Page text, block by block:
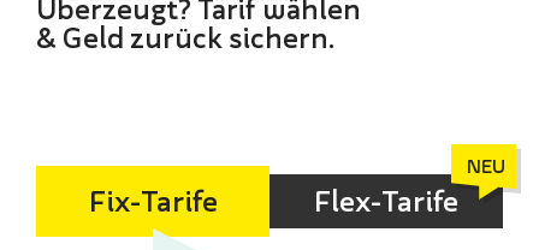
Überzeugt? Tarif wählen
& Geld zurück sichern.
Fix-Tarife Flex-Tarife